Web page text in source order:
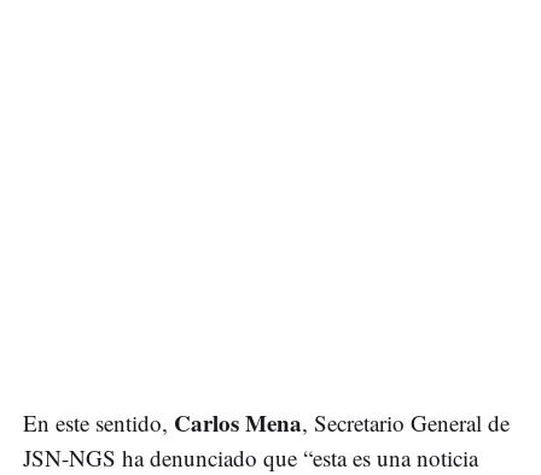
En este sentido, Carlos Mena, Secretario General de
JSN-NGS ha denunciado que “esta es una noticia